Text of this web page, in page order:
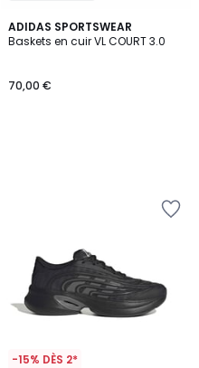
ADIDAS SPORTSWEAR
Baskets en cuir VL COURT 3.0
70,00 €
-15% DÈS 2*